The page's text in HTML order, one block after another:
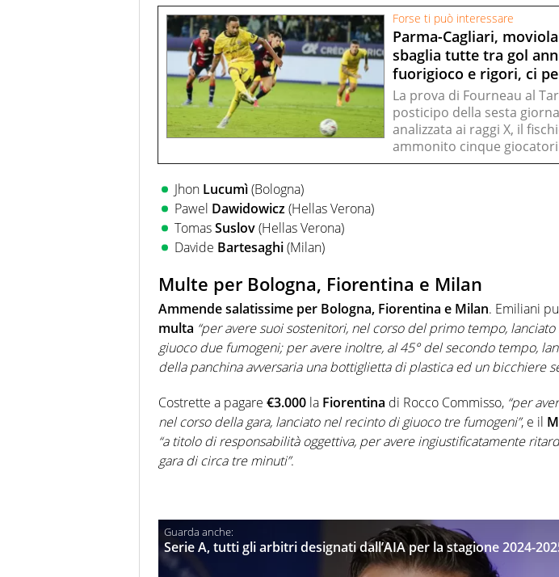
Forse ti può interessare
Parma-Cagliari,
sbaglia tutte tra gol
fuorigioco e rigori, ci
La prova di Fourneau al
posticipo della sesta
analizzata ai raggi X, il
ammonito cinque giocatori
Jhon Lucumì(Bologna)
Pawel Dawidowicz(Hellas Verona)
TomasSuslov(Hellas Verona)
Davide Bartesaghi(Milan)
Multe per Bologna, Fiorentina e Milan
Ammende salatissime per Bologna, Fiorentina e Milan. Emiliani
multa “per avere suoi sostenitori, nel corso del primo tempo,
giuoco due fumogeni; per avere inoltre, al 45° del secondo tempo,
della panchina avversaria una bottiglietta di plastica ed un bicchiere
Costrette a pagare €3.000 la Fiorentina di Rocco Commisso, “per
nel corso della gara, lanciato nel recinto di giuoco tre fumogeni”, e il
“a titolo di responsabilità oggettiva, per avere ingiustificatamente
gara di circa tre minuti”.
Serie A, tutti gli arbitri designati dall’AIA per la stagione 2024-